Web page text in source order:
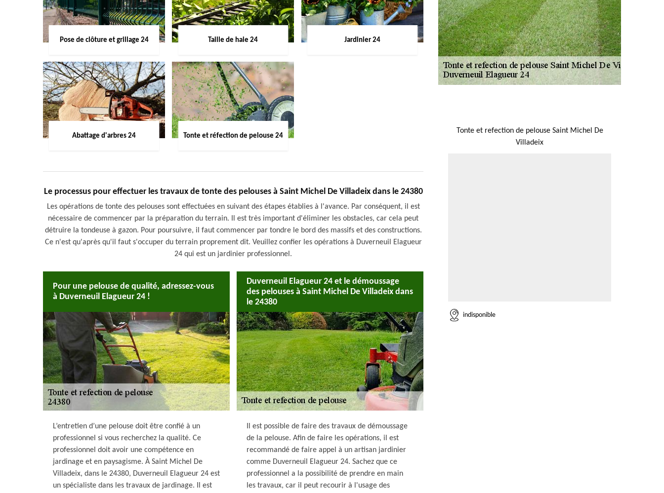
Pose de clôture et grillage 24 Taille de haie 24 Jardinier 24
Abattage d'arbres 24 Tonte et réfection de pelouse 24
Le processus pour effectuer les travaux de tonte des pelouses à Saint Michel De Villadeix dans le 24380
Les opérations de tonte des pelouses sont effectuées en suivant des étapes établies à l'avance. Par conséquent, il est
nécessaire de commencer par la préparation du terrain. Il est très important d'éliminer les obstacles, car cela peut
détruire la tondeuse à gazon. Pour poursuivre, il faut commencer par tondre le bord des massifs et des constructions.
Ce n'est qu'après qu'il faut s'occuper du terrain proprement dit. Veuillez confier les opérations à Duverneuil Elagueur
24 qui est un jardinier professionnel.
Pour une pelouse de qualité, adressez-vous
à Duverneuil Elagueur 24 !
L’entretien d’une pelouse doit être confié à un
professionnel si vous recherchez la qualité. Ce
professionnel doit avoir une compétence en
jardinage et en paysagisme. À Saint Michel De
Villadeix, dans le 24380, Duverneuil Elagueur 24 est
un spécialiste dans les travaux de jardinage. Il est
Duverneuil Elagueur 24 et le démoussage
des pelouses à Saint Michel De Villadeix dans
le 24380
Il est possible de faire des travaux de démoussage
de la pelouse. Afin de faire les opérations, il est
recommandé de faire appel à un artisan jardinier
comme Duverneuil Elagueur 24. Sachez que ce
professionnel a la possibilité de prendre en main
les travaux, car il peut recourir à l'usage des
Tonte et refection de pelouse Saint Michel De
Villadeix
indisponible